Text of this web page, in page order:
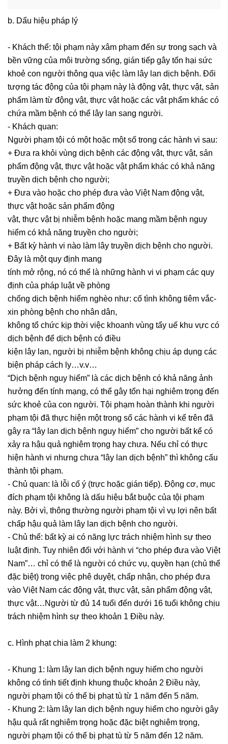
NGHỀ
LUẬT
SƯ
DOANH
NGHIỆP
DỊCH
VỤ
LUẬT
SƯ
RIÊNG
CHO
DOANH
NGHIỆP
DỊCH
VỤ
MUA
BÁN,
SÁP
NHẬP
DỊCH
VỤ
ĐĂNG
KÝ
KINH
DOANH
TƯ
VẤN
ĐẦU
TƯ
NƯỚC
NGOÀI
TƯ
VẤN
SOẠN
THẢO
HỢP
ĐỒNG
TƯ
VẤN
PHÁ
SẢN
DOANH
NGHIỆP
TƯ
GIẢI
QUYẾT
TRANH
CHẤP
NỘI
BỘ
b. Dấu hiệu pháp lý
- Khách thể: tội phạm này xâm phạm đến sự trong sạch và
bền vững của môi trường sống, gián tiếp gây tổn hại sức
khoẻ con người thông qua việc làm lây lan dịch bệnh. Đối
tượng tác động của tội phạm này là động vật, thực vật, sản
phẩm làm từ động vật, thực vật hoặc các vật phẩm khác có
chứa mầm bệnh có thể lây lan sang người.
- Khách quan:
Người phạm tội có một hoặc một số trong các hành vi sau:
+ Đưa ra khỏi vùng dịch bệnh các động vật, thực vật, sản
phẩm động vật, thực vật hoặc vật phẩm khác có khả năng
truyền dịch bệnh cho người;
+ Đưa vào hoặc cho phép đưa vào Việt Nam động vật,
thực vật hoặc sản phẩm động
vật, thực vật bị nhiễm bệnh hoặc mang mầm bệnh nguy
hiểm có khả năng truyền cho người;
+ Bất kỳ hành vi nào làm lây truyền dịch bệnh cho người.
Đây là một quy định mang
tính mở rộng, nó có thể là những hành vi vi phạm các quy
định của pháp luật về phòng
chống dịch bệnh hiểm nghèo như: cố tình không tiêm vắc-
xin phòng bệnh cho nhân dân,
không tổ chức kịp thời việc khoanh vùng tẩy uế khu vực có
dịch bệnh để dịch bệnh có điều
kiện lây lan, người bị nhiễm bệnh không chịu áp dụng các
biện pháp cách ly…v.v…
“Dịch bệnh nguy hiểm” là các dịch bệnh có khả năng ảnh
hưởng đến tính mạng, có thể gây tổn hại nghiêm trọng đến
sức khoẻ của con người. Tội phạm hoàn thành khi người
phạm tội đã thực hiện một trong số các hành vi kể trên đã
gây ra “lây lan dịch bệnh nguy hiểm” cho người bất kể có
xảy ra hậu quả nghiêm trọng hay chưa. Nếu chỉ có thực
hiện hành vi nhưng chưa “lây lan dịch bệnh” thì không cấu
thành tội phạm.
- Chủ quan: là lỗi cố ý (trực hoặc gián tiếp). Động cơ, mục
đích phạm tội không là dấu hiệu bắt buộc của tội phạm
này. Bởi vì, thông thường người phạm tội vì vụ lợi nên bất
chấp hậu quả làm lây lan dịch bệnh cho người.
- Chủ thể: bất kỳ ai có năng lực trách nhiệm hình sự theo
luật định. Tuy nhiên đối với hành vi “cho phép đưa vào Việt
Nam”… chỉ có thể là người có chức vụ, quyền hạn (chủ thể
đặc biệt) trong việc phê duyệt, chấp nhận, cho phép đưa
vào Việt Nam các động vật, thực vật, sản phẩm động vật,
thực vật…Người từ đủ 14 tuổi đến dưới 16 tuổi không chịu
trách nhiệm hình sự theo khoản 1 Điều này.
c. Hình phạt chia làm 2 khung:
- Khung 1: làm lây lan dịch bệnh nguy hiểm cho người
không có tình tiết định khung thuộc khoản 2 Điều này,
người phạm tội có thể bị phạt tù từ 1 năm đến 5 năm.
- Khung 2: làm lây lan dịch bệnh nguy hiểm cho người gây
hậu quả rất nghiêm trọng hoặc đặc biệt nghiêm trọng,
người phạm tội có thể bị phạt tù từ 5 năm đến 12 năm.